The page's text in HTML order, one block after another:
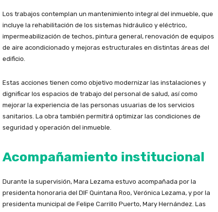
Los trabajos contemplan un mantenimiento integral del inmueble, que
incluye la rehabilitación de los sistemas hidráulico y eléctrico,
impermeabilización de techos, pintura general, renovación de equipos
de aire acondicionado y mejoras estructurales en distintas áreas del
edificio.
Estas acciones tienen como objetivo modernizar las instalaciones y
dignificar los espacios de trabajo del personal de salud, así como
mejorar la experiencia de las personas usuarias de los servicios
sanitarios. La obra también permitirá optimizar las condiciones de
seguridad y operación del inmueble.
Acompañamiento institucional
Durante la supervisión, Mara Lezama estuvo acompañada por la
presidenta honoraria del DIF Quintana Roo, Verónica Lezama, y por la
presidenta municipal de Felipe Carrillo Puerto, Mary Hernández. Las